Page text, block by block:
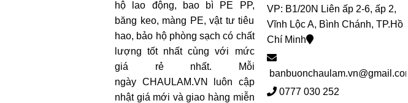
hộ lao động, bao bì PE PP,
băng keo, màng PE, vật tư tiêu
hao, bảo hộ phòng sạch có chất
lượng tốt nhất cùng với mức
giá rẻ nhất. Mỗi
ngày CHAULAM.VN luôn cập
nhật giá mới và giao hàng miễn
VP: B1/20N Liên ấp 2-6, ấp 2,
Vĩnh Lộc A, Bình Chánh, TP.Hồ
Chí Minh
banbuonchaulam.vn@gmail.com
0777 030 252